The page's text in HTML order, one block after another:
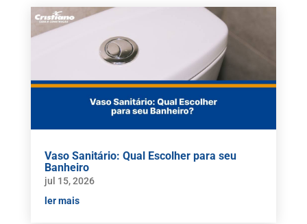
Vaso Sanitário: Qual Escolher para seu
Banheiro
jul 15, 2026
ler mais